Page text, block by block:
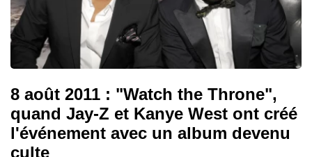
8 août 2011 : "Watch the Throne",
quand Jay-Z et Kanye West ont créé
l'événement avec un album devenu
culte